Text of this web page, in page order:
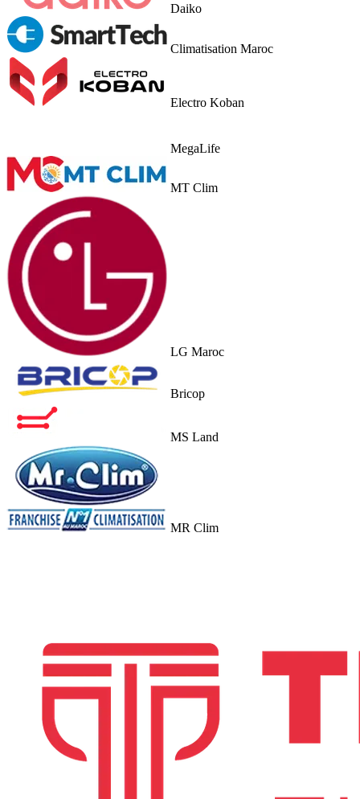
Daiko
Climatisation Maroc
Electro Koban
MegaLife
MT Clim
LG Maroc
Bricop
MS Land
MR Clim